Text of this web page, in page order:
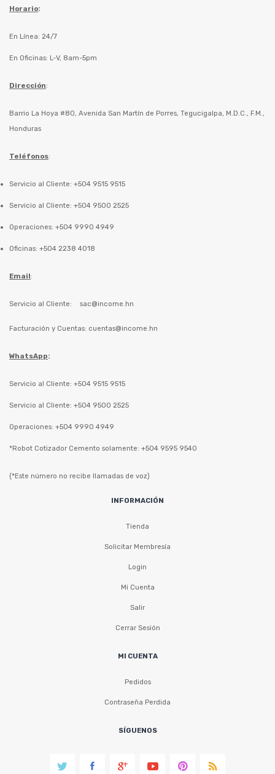
Horario:
En Línea: 24/7
En Oficinas: L-V, 8am-5pm
Dirección:
Barrio La Hoya #80, Avenida San Martín de Porres, Tegucigalpa, M.D.C., F.M.,
Honduras
Teléfonos:
Servicio al Cliente: +504 9515 9515
Servicio al Cliente: +504 9500 2525
Operaciones: +504 9990 4949
Oficinas: +504 2238 4018
Email:
Servicio al Cliente: sac@income.hn
Facturación y Cuentas: cuentas@income.hn
WhatsApp:
Servicio al Cliente: +504 9515 9515
Servicio al Cliente: +504 9500 2525
Operaciones: +504 9990 4949
*Robot Cotizador Cemento solamente: +504 9595 9540
(*Este número no recibe llamadas de voz)
INFORMACIÓN
Tienda
Solicitar Membresía
Login
Mi Cuenta
Salir
Cerrar Sesión
MI CUENTA
Pedidos
Contraseña Perdida
SÍGUENOS